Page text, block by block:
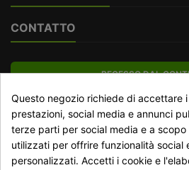
CONTATTO
RECESSO DAL
Traccia stato del recesso
Questo negozio richiede di accettare
prestazioni, social media e annunci
terze parti per social media e a
utilizzati per offrire funzionalità social
personalizzati. Accetti i cookie e